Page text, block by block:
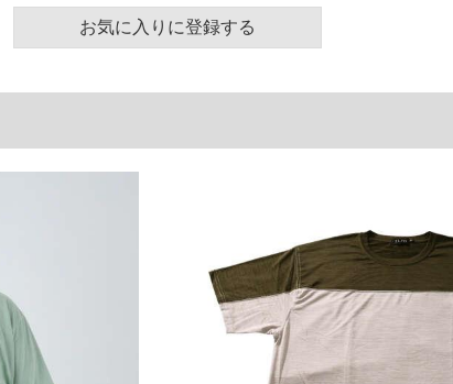
60 25
た、お客様がご使用の環境（コンピュ
ございます。予めご了承ください。
表記と異なる場合があります。お取り
ますので店頭での売り違い、店舗から
しまう場合がございます。そのような
場合速やかにご連絡させて頂きますの
お気に入りに登録する